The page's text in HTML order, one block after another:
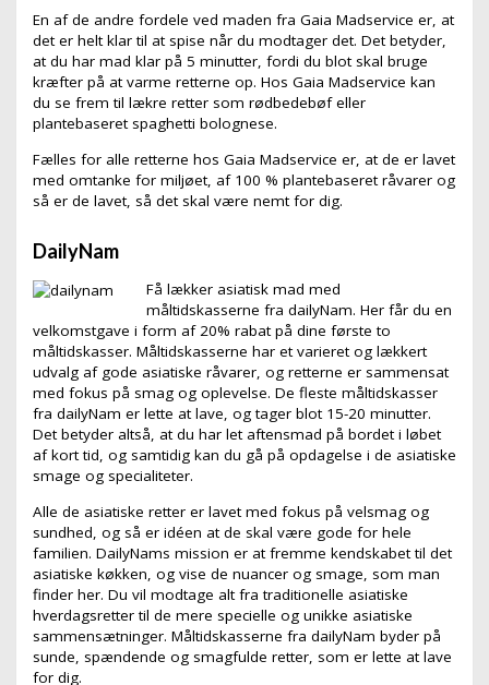
En af de andre fordele ved maden fra Gaia Madservice er, at
det er helt klar til at spise når du modtager det. Det betyder,
at du har mad klar på 5 minutter, fordi du blot skal bruge
kræfter på at varme retterne op. Hos Gaia Madservice kan
du se frem til lækre retter som rødbedebøf eller
plantebaseret spaghetti bolognese.
Fælles for alle retterne hos Gaia Madservice er, at de er lavet
med omtanke for miljøet, af 100 % plantebaseret råvarer og
så er de lavet, så det skal være nemt for dig.
DailyNam
Få lækker asiatisk mad med
måltidskasserne fra dailyNam. Her får du en
velkomstgave i form af 20% rabat på dine første to
måltidskasser. Måltidskasserne har et varieret og lækkert
udvalg af gode asiatiske råvarer, og retterne er sammensat
med fokus på smag og oplevelse. De fleste måltidskasser
fra dailyNam er lette at lave, og tager blot 15-20 minutter.
Det betyder altså, at du har let aftensmad på bordet i løbet
af kort tid, og samtidig kan du gå på opdagelse i de asiatiske
smage og specialiteter.
Alle de asiatiske retter er lavet med fokus på velsmag og
sundhed, og så er idéen at de skal være gode for hele
familien. DailyNams mission er at fremme kendskabet til det
asiatiske køkken, og vise de nuancer og smage, som man
finder her. Du vil modtage alt fra traditionelle asiatiske
hverdagsretter til de mere specielle og unikke asiatiske
sammensætninger. Måltidskasserne fra dailyNam byder på
sunde, spændende og smagfulde retter, som er lette at lave
for dig.